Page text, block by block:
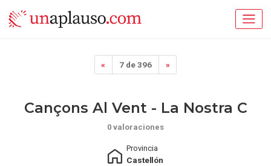
« 7 de 396 »
Cançons Al Vent - La Nostra C
0 valoraciones
Provincia
Castellón